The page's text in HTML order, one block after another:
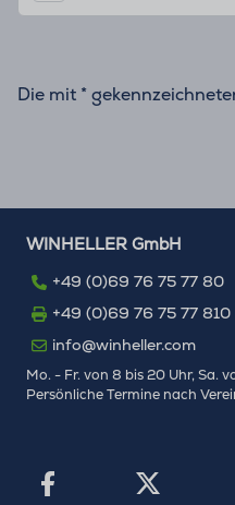
Die mit *
WINHELLER GmbH
+49 (0)69 76 75 77 80
+49 (0)69 76 75 77 810
info@winheller.com
Mo. - Fr. von 8 bis 20 Uhr, Sa.
Persönliche Termine nach
Facebook